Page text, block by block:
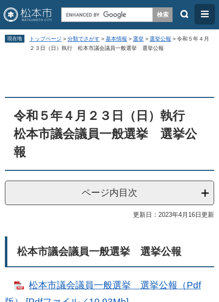
ペ
メ
文
検
メ
ニ
ュ
現在地 トップページ > 分類でさがす > 基本情報 > 選挙 > 選挙公報 > 令和５年４月
２３日（日）執行 松本市議会議員一般選挙 選挙公報
令和５年４月２３日（日）執行
松本市議会議員一般選挙 選挙公
報
ページ内目次
更新日：2023年4月16日更新
松本市議会議員一般選挙 選挙公報
松本市議会議員一般選挙 選挙公報（Pdf